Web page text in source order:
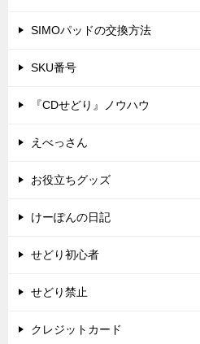
SIMOパッドの交換方法
SKU番号
『CDせどり』ノウハウ
えべっさん
お役立ちグッズ
けーぽんの日記
せどり初心者
せどり禁止
クレジットカード